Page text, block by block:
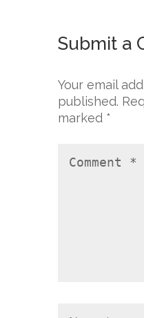
Submit a
Your email
published.
marked *